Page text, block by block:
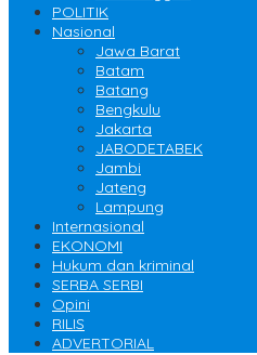
POLITIK
Nasional
Jawa Barat
Batam
Batang
Bengkulu
Jakarta
JABODETABEK
Jambi
Jateng
Lampung
Internasional
EKONOMI
Hukum dan kriminal
SERBA SERBI
Opini
RILIS
ADVERTORIAL